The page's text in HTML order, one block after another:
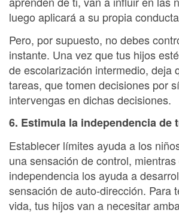
luego aplicará a su propia
Pero, por supuesto, no debes
instante. Una vez que tus hijos
de escolarización intermedio, deja
tareas, que tomen decisiones por
intervengas en dichas decisiones.
6. Estimula la independencia de
Establecer límites ayuda a los
una sensación de control,
independencia los ayuda a
sensación de auto-dirección. Para
vida, tus hijos van a necesitar